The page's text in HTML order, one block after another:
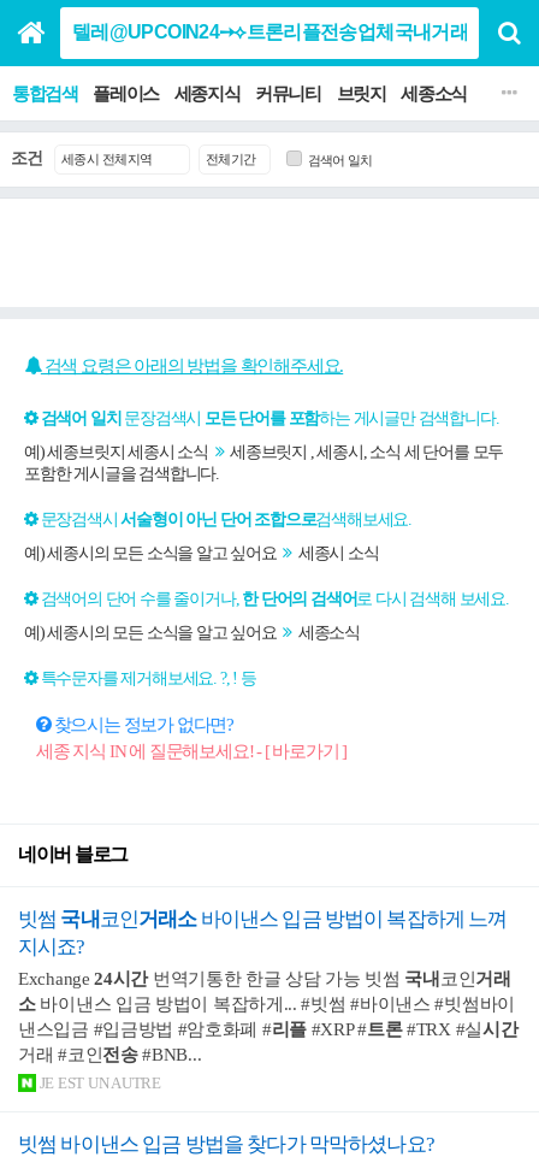
통합검색 플레이스 세종지식 커뮤니티 브릿지 세종소식 맛집
조건 검색어 일치
검색 요령은 아래의 방법을 확인해주세요.
검색어 일치 문장검색시 모든 단어를 포함하는 게시글만 검색합니다.
예) 세종브릿지 세종시 소식
세종브릿지 , 세종시, 소식 세 단어를 모두
포함한 게시글을 검색합니다.
문장검색시서술형이 아닌 단어 조합으로검색해보세요.
예) 세종시의 모든 소식을 알고 싶어요 세종시 소식
검색어의 단어 수를 줄이거나, 한 단어의 검색어로 다시 검색해 보세요.
예) 세종시의 모든 소식을 알고 싶어요 세종소식
특수문자를 제거해보세요. ?, ! 등
찾으시는 정보가 없다면?
세종 지식 IN 에 질문해보세요! - [ 바로가기 ]
네이버 블로그
빗썸 국내코인거래소바이낸스 입금 방법이 복잡하게 느껴
지시죠?
Exchange24시간번역기통한 한글 상담 가능 빗썸 국내 코인 거래
소바이낸스 입금 방법이 복잡하게... #빗썸 #바이낸스 #빗썸바이
낸스입금 #입금방법 #암호화폐 #리플 #XRP #트론#TRX #실시간
거래 #코인 전송#BNB...
JE EST UN AUTRE
빗썸 바이낸스 입금 방법을 찾다가 막막하셨나요?